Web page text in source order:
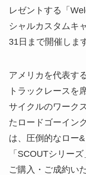
レゼントする「
シャルカスタムキ
31日まで開催しま
アメリカを代表す
トラックレースを
サイクルのワーク
たロードゴーイン
は、圧倒的なロー
「SCOUTシリー
ご購入・ご成約い